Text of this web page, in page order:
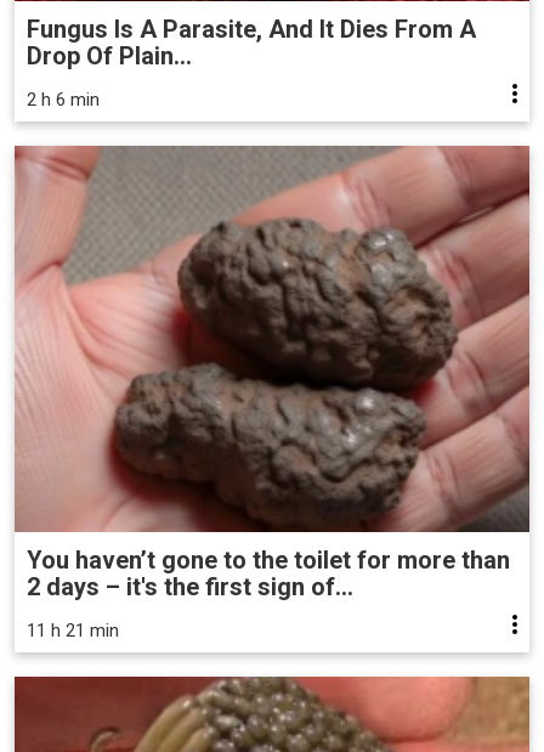
Fungus Is A Parasite, And It Dies From A
Drop Of Plain...
2 h 6 min
You haven’t gone to the toilet for more than
2 days – it's the first sign of...
11 h 21 min